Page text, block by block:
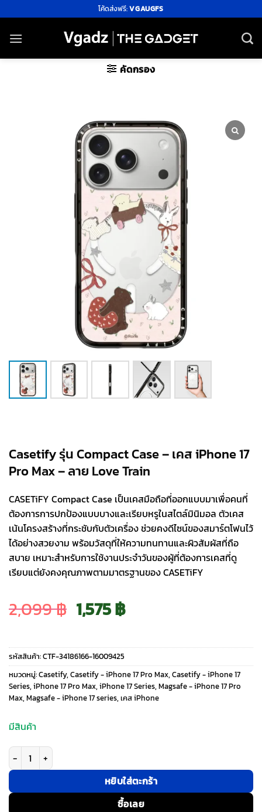
ไป
ยัง
โค้ดส่งฟรี:VGAUGFS
คัดกรอง
Casetify รุ่น Compact Case – เคส iPhone 17
Pro Max – ลาย Love Train
CASETiFY Compact Case เป็นเคสมือถือที่ออกแบบมาเพื่อคนที่
ต้องการการปกป้องแบบบางและเรียบหรูในสไตล์มินิมอล ตัวเคส
เน้นโครงสร้างที่กระชับกับตัวเครื่อง ช่วยคงดีไซน์ของสมาร์ตโฟนไว้
ได้อย่างสวยงาม พร้อมวัสดุที่ให้ความทนทานและผิวสัมผัสที่ถือ
สบาย เหมาะสำหรับการใช้งานประจำวันของผู้ที่ต้องการเคสที่ดู
เรียบแต่ยังคงคุณภาพตามมาตรฐานของ CASETiFY
2,099฿ Original
price
was:
2,099 ฿.
1,575฿Current
price
is:
1,575 ฿.
รหัสสินค้า:CTF-34186166-16009425
หมวดหมู่:Casetify, Casetify - iPhone 17 Pro Max, Casetify - iPhone 17
Series, iPhone 17 Pro Max, iPhone 17 Series, Magsafe - iPhone 17 Pro
Max, Magsafe - iPhone 17 series, เคส iPhone
มีสินค้า
จำนวน Casetify รุ่น Compact Case - เคส iPhone 17 Pro Max - ลาย Love
หยิบใส่ตะกร้า
ซื้อเลย